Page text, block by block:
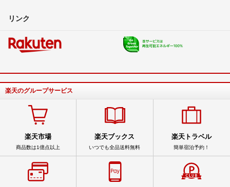
リンク
楽天のグループサービス
楽天市場
商品数は1億点以上
楽天ブックス
いつでも全品送料無料
楽天トラベル
簡単宿泊予約！